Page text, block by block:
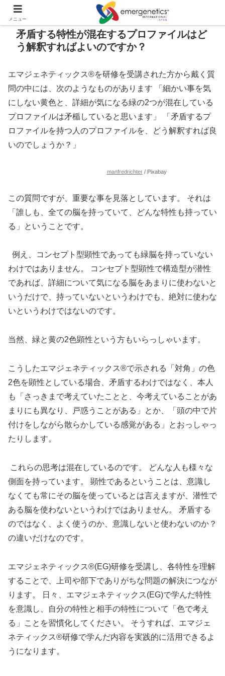
矛盾する特性が混在するプロファイルはど
う解釈すればよいのですか？
エマジェネティックス®を研修を受講された方から戴く質
問の中には、次のようなものがあります 「細かい事を気
にしない黄色と、詳細が気になる緑の2つが混在している
プロファイルは矛楯していると思います」 「矛盾するプ
ロファイルを持つ人のプロファイルを、どう解釈すれば良
いのでしょうか？」
manfredrichter/ Pixabay
この質問ですが、重要な事を見落としています。 それは
「誰しも、全ての脳を持っていて、どんな特性も持ってい
る」ということです。
例え、コンセプト型顕性であっても緑脳を持っていない
わけではありません。 コンセプト型顕性で構造型が潜性
であれば、詳細について気になる脳をあまりに使わないと
いうだけで、持っていないというわけでも、絶対に使わな
いというわけではないのです。
当然、緑と黄の2色顕性という方もいらっしゃいます。
こうしたエマジェネティックス®で示される「対角」の色
2色を顕性としている場合、矛盾するわけではなく、本人
も「さっきまで考えていたことと、今考えていることがあ
まりにも異なり、戸惑うことがある」とか、「頭の中で片
付けをしながら散らかしている感覚がある」とおっしゃっ
たりします。
これらの思考は混在しているのです。 どんな人も様々な
側面を持っています。 顕性であるということは、意識し
なくても常にその脳を使っているとは言えますが、潜性で
ある脳を使わないというわけではありません。 矛盾する
のではなく、よく使うのか、意識しないと使わないのか？
の違いだけなのです。
エマジェネティックス®(EG)研修を受講し、各特性を理解
することで、上司や部下でありがちな問題の解決につなが
ります。 日々、エマジェネティックス(EG)で学んだ特性
を意識し、自分の特性と相手の特性について「色で考え
る」ことを習慣化してください。 そうすれば、エマジェ
ネティックス®研修で学んだ内容を実践的に活用できるよ
うになります。
メニュー